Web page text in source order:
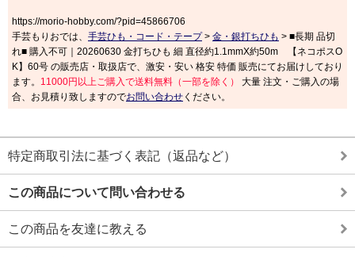
https://morio-hobby.com/?pid=45866706
手芸もりおでは、 手芸ひも・コード・テープ> 金・銀打ちひも > ■長期 品切
れ■ 購入不可｜20260630 金打ちひも 細 直径約1.1mmX約50m 【ネコポスO
K】60号 の販売店・取扱店で、激安・安い 格安 特価 販売にてお届けしており
ます。 11000円以上ご購入で送料無料（一部を除く）
大量 注文・ご購入の場
合、お見積り致しますのでお問い合わせ ください。
特定商取引法に基づく表記（返品など）
この商品について問い合わせる
この商品を友達に教える